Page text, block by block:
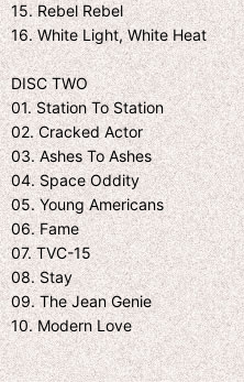
15. Rebel Rebel
16. White Light, White Heat
DISC TWO
01. Station To Station
02. Cracked Actor
03. Ashes To Ashes
04. Space Oddity
05. Young Americans
06. Fame
07. TVC-15
08. Stay
09. The Jean Genie
10. Modern Love